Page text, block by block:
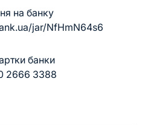
на банку
jar/NfHmN64s6
банки
2666 3388